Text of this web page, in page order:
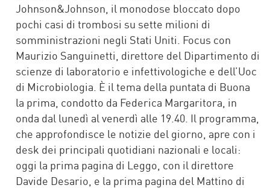
Johnson&Johnson, il monodose bloccato dopo
pochi casi di trombosi su sette milioni di
somministrazioni negli Stati Uniti. Focus con
Maurizio Sanguinetti, direttore del Dipartimento di
scienze di laboratorio e infettivologiche e dell’Uoc
di Microbiologia. È il tema della puntata di Buona
la prima, condotto da Federica Margaritora, in
onda dal lunedì al venerdì alle 19.40. Il programma,
che approfondisce le notizie del giorno, apre con i
desk dei principali quotidiani nazionali e locali:
oggi la prima pagina di Leggo, con il direttore
Davide Desario, e la prima pagina del Mattino di